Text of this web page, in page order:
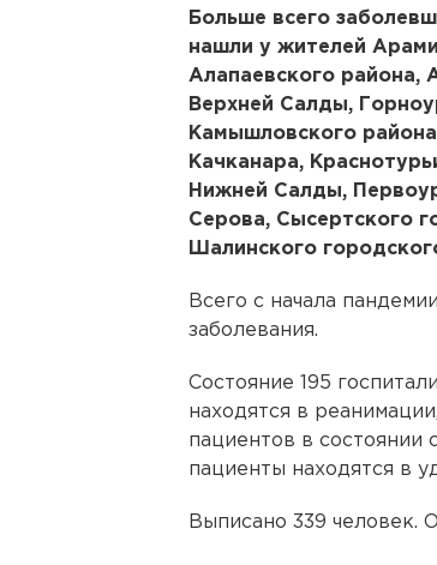
Больше всего
нашли у жителей
Алапаевского района,
Верхней Салды,
Камышловского
Качканара,
Нижней Салды,
Серова, Сысертского
Шалинского
Всего с начала
заболевания.
Состояние 195
находятся в
пациентов в состоянии
пациенты находятся в
Выписано 339 человек.